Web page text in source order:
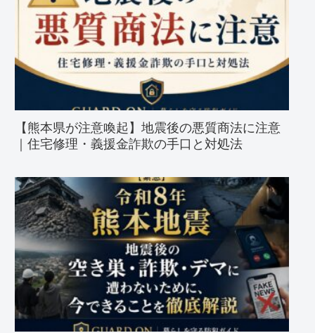
【熊本県が注意喚起】地震後の悪質商法に注意
｜住宅修理・義援金詐欺の手口と対処法